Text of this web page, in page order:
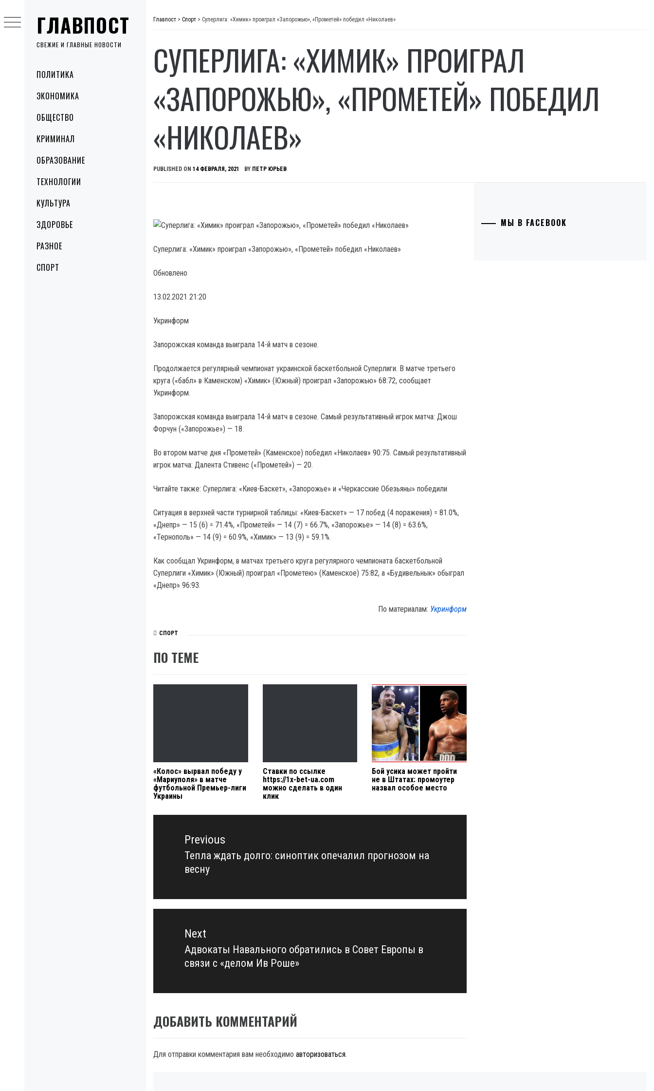
ГЛАВПОСТ
СВЕЖИЕ И ГЛАВНЫЕ НОВОСТИ
MenuПОЛИТИКА
ЭКОНОМИКА
ОБЩЕСТВО
КРИМИНАЛ
ОБРАЗОВАНИЕ
ТЕХНОЛОГИИ
КУЛЬТУРА
ЗДОРОВЬЕ
РАЗНОЕ
СПОРТ
to
content
Главпост > Спорт > Суперлига: «Химик» проиграл «Запорожью», «Прометей» победил «Николаев»
СУПЕРЛИГА: «ХИМИК» ПРОИГРАЛ
«ЗАПОРОЖЬЮ», «ПРОМЕТЕЙ» ПОБЕДИЛ
«НИКОЛАЕВ»
PUBLISHED ON 14 ФЕВРАЛЯ, 2021 BY ПЕТР ЮРЬЕВ
Суперлига: «Химик» проиграл «Запорожью», «Прометей» победил «Николаев»
Обновлено
13.02.2021 21:20
Укринформ
Запорожская команда выиграла 14-й матч в сезоне.
Продолжается регулярный чемпионат украинской баскетбольной Суперлиги. В матче третьего
круга («бабл» в Каменском) «Химик» (Южный) проиграл «Запорожью» 68:72, сообщает
Укринформ.
Запорожская команда выиграла 14-й матч в сезоне. Самый результативный игрок матча: Джош
Форчун («Запорожье») — 18.
Во втором матче дня «Прометей» (Каменское) победил «Николаев» 90:75. Самый результативный
игрок матча: Далента Стивенс («Прометей») — 20.
Читайте также: Суперлига: «Киев-Баскет», «Запорожье» и «Черкасские Обезьяны» победили
Ситуация в верхней части турнирной таблицы: «Киев-Баскет» — 17 побед (4 поражения) = 81.0%,
«Днепр» — 15 (6) = 71.4%, «Прометей» — 14 (7) = 66.7%, «Запорожье» — 14 (8) = 63.6%,
«Тернополь» — 14 (9) = 60.9%, «Химик» — 13 (9) = 59.1%.
Как сообщал Укринформ, в матчах третьего круга регулярного чемпионата баскетбольной
Суперлиги «Химик» (Южный) проиграл «Прометею» (Каменское) 75:82, а «Будивельнык» обыграл
«Днепр» 96:93.
По материалам: Укринформ
СПОРТ
ПО ТЕМЕ
«Колос» вырвал победу у
«Мариуполя» в матче
футбольной Премьер-лиги
Украины
Ставки по ссылке
https://1x-bet-ua.com
можно сделать в один
клик
Бой усика может пройти
не в Штатах: промоутер
назвал особое место
Навигация
записямPrevious
Previous
post:
Тепла ждать долго: синоптик опечалил прогнозом на
весну
Next
Next
post:
Адвокаты Навального обратились в Совет Европы в
связи с «делом Ив Роше»
ДОБАВИТЬ КОММЕНТАРИЙ
Для отправки комментария вам необходимо авторизоваться.
МЫ В FACEBOOK